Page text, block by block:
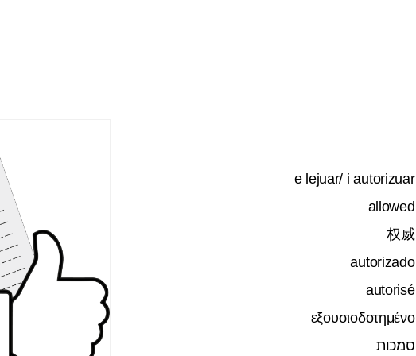
e lejuar/ i autorizuar
allowed
权威
autorizado
autorisé
εξουσιοδοτημένο
סמכות